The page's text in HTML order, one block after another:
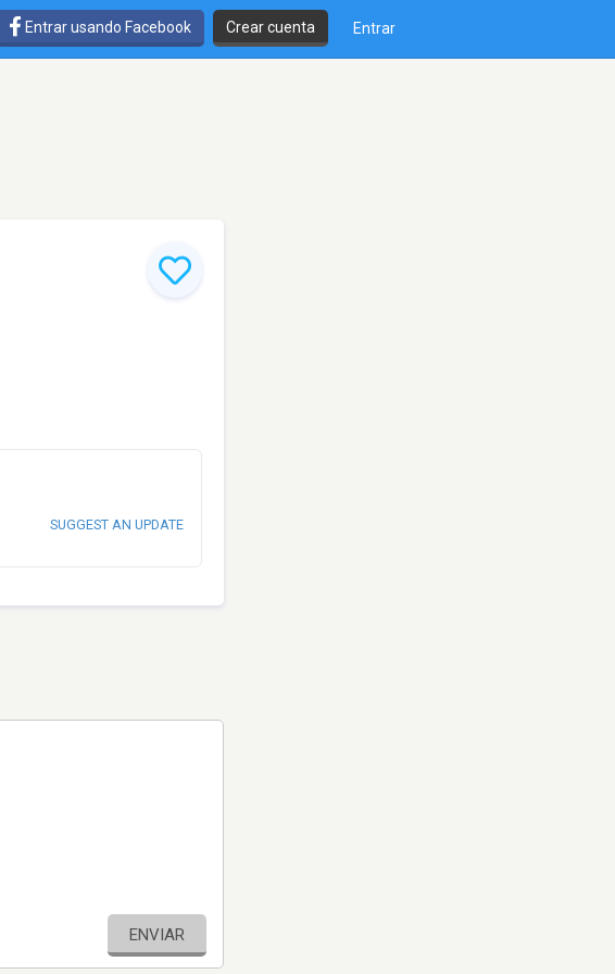
Entrar usando Facebook Crear cuenta Entrar
SUGGEST AN UPDATE
ENVIAR